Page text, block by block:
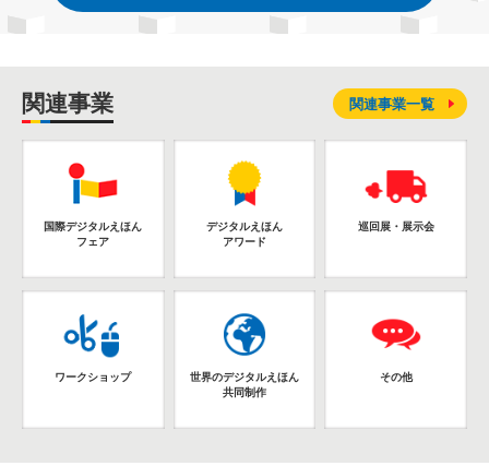
関連事業
国際デジタルえほん
フェア
デジタルえほん
アワード
巡回展・展示会
ワークショップ
世界のデジタルえほん
共同制作
その他
関連事業一覧